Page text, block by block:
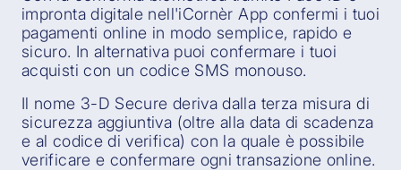
impronta digitale nell'iCornèr App confermi i tuoi
pagamenti online in modo semplice, rapido e
sicuro. In alternativa puoi confermare i tuoi
acquisti con un codice SMS monouso.
Il nome 3-D Secure deriva dalla terza misura di
sicurezza aggiuntiva (oltre alla data di scadenza
e al codice di verifica) con la quale è possibile
verificare e confermare ogni transazione online.